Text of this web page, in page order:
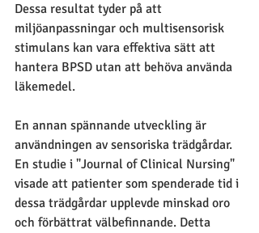
Dessa resultat tyder på att
miljöanpassningar och multisensorisk
stimulans kan vara effektiva sätt att
hantera BPSD utan att behöva använda
läkemedel.
En annan spännande utveckling är
användningen av sensoriska trädgårdar.
En studie i "Journal of Clinical Nursing"
visade att patienter som spenderade tid i
dessa trädgårdar upplevde minskad oro
och förbättrat välbefinnande. Detta